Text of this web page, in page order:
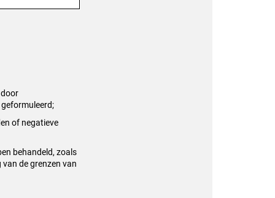
of negatieve
behandeld, zoals
de grenzen van